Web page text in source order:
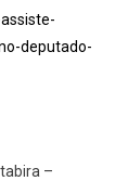
deputado-
–